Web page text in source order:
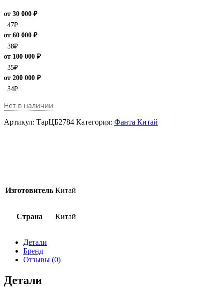
от 30 000 ₽
47₽
от 60 000 ₽
38₽
от 100 000 ₽
35₽
от 200 000 ₽
34₽
Нет в наличии
Артикул: ТарЦБ2784 Категория: Фанта Китай
Изготовитель Китай
Страна Китай
Детали
Бренд
Отзывы (0)
Детали